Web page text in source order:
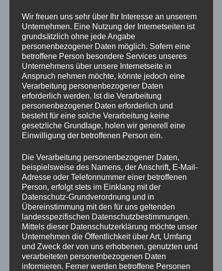
Mit zwei weiteren Treffern machten wir den Sack
schließlich zu und gewannen am Ende souverän
mit 1:4. Eine starke Mannschaftsleistung auf
fremdem Platz – besonders unter diesen
Wir freuen uns sehr über Ihr Interesse an unserem
Unternehmen. Eine Nutzung der Internetseiten ist
grundsätzlich ohne jede Angabe
personenbezogener Daten möglich. Sofern eine
betroffene Person besondere Services unseres
Unternehmens über unsere Internetseite in
Anspruch nehmen möchte, könnte jedoch eine
Verarbeitung personenbezogener Daten
erforderlich werden. Ist die Verarbeitung
personenbezogener Daten erforderlich und
besteht für eine solche Verarbeitung keine
gesetzliche Grundlage, holen wir generell eine
Einwilligung der betroffenen Person ein.
Die Verarbeitung personenbezogener Daten,
beispielsweise des Namens, der Anschrift, E-Mail-
Adresse oder Telefonnummer einer betroffenen
Person, erfolgt stets im Einklang mit der
Datenschutz-Grundverordnung und in
Übereinstimmung mit den für uns geltenden
landesspezifischen Datenschutzbestimmungen.
Mittels dieser Datenschutzerklärung möchte unser
Unternehmen die Öffentlichkeit über Art, Umfang
und Zweck der von uns erhobenen, genutzten und
verarbeiteten personenbezogenen Daten
informieren. Ferner werden betroffene Personen